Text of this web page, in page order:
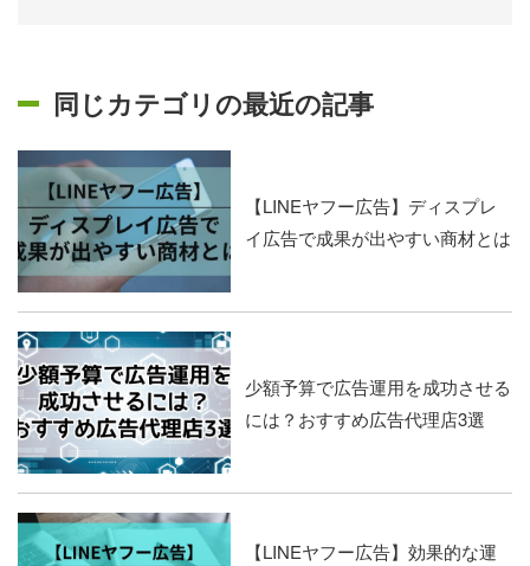
同じカテゴリの最近の記事
【LINEヤフー広告】ディスプレ
イ広告で成果が出やすい商材とは
少額予算で広告運用を成功させる
には？おすすめ広告代理店3選
【LINEヤフー広告】効果的な運